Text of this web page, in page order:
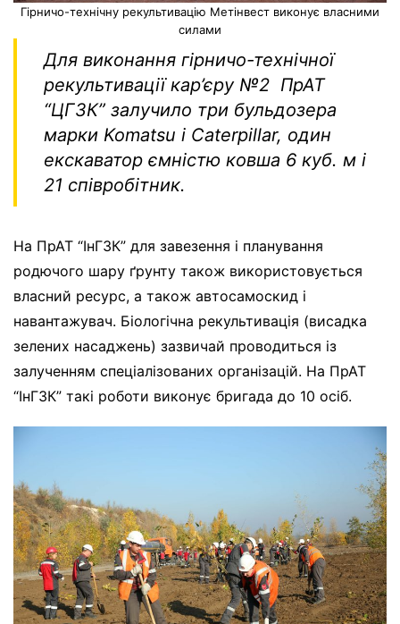
Гірничо-технічну рекультивацію Метінвест виконує власними
силами
Для виконання гірничо-технічної
рекультивації кар’єру №2 ПрАТ
“ЦГЗК” залучило три бульдозера
марки Komatsu і Caterpillar, один
екскаватор ємністю ковша 6 куб. м і
21 співробітник.
На ПрАТ “ІнГЗК” для завезення і планування
родючого шару ґрунту також використовується
власний ресурс, а також автосамоскид і
навантажувач. Біологічна рекультивація (висадка
зелених насаджень) зазвичай проводиться із
залученням спеціалізованих організацій. На ПрАТ
“ІнГЗК” такі роботи виконує бригада до 10 осіб.